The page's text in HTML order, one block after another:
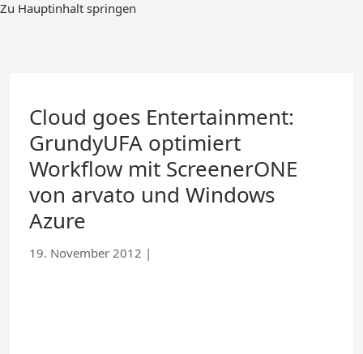
Zum
Zu Hauptinhalt springen
Cloud goes Entertainment:
GrundyUFA optimiert
Workflow mit ScreenerONE
von arvato und Windows
Azure
19. November 2012 |